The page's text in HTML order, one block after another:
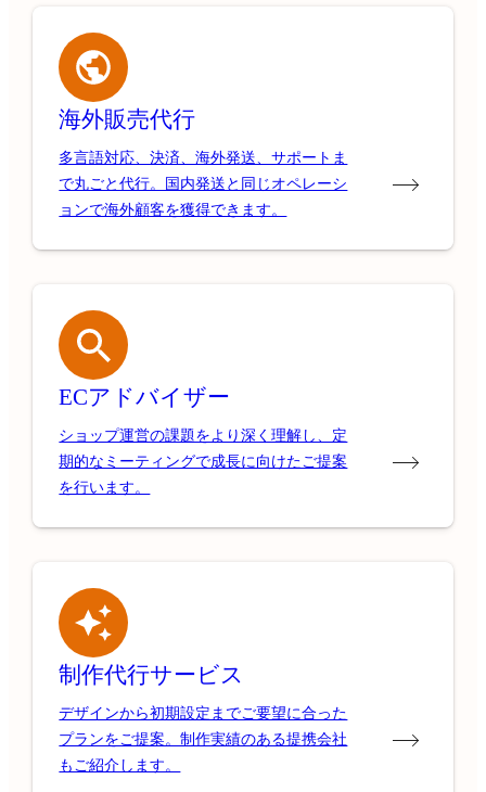
海外販売代行
多言語対応、決済、海外発送、サポートま
で丸ごと代行。国内発送と同じオペレーシ
ョンで海外顧客を獲得できます。
ECアドバイザー
ショップ運営の課題をより深く理解し、定
期的なミーティングで成長に向けたご提案
を行います。
制作代行サービス
デザインから初期設定までご要望に合った
プランをご提案。制作実績のある提携会社
もご紹介します。